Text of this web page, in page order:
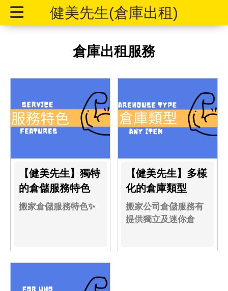
健美先生(倉庫出租)
倉庫出租服務
【健美先生】獨特
的倉儲服務特色
搬家倉儲服務特色✨
【健美先生】多樣
化的倉庫類型
搬家公司倉儲服務有
提供獨立及迷你倉